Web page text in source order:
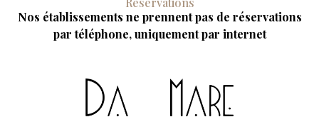
Nos établissements ne prennent pas de réservations
par téléphone, uniquement par internet